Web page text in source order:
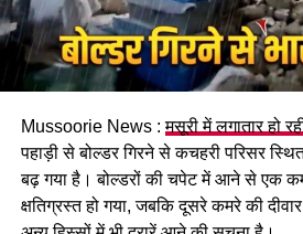
पढ़े धामी कैबिनेट के
GST संशोधित अध्यादेश को मंजूरी।
नैनीताल हाईकोर्ट के लिए हल्द्वानी
देने का फैसला।
Mussoorie News :मसूरी में लगातार हो
पहाड़ी से बोल्डर गिरने से कचहरी परिसर
बढ़ गया है। बोल्डरों की चपेट में आने से एक
क्षतिग्रस्त हो गया, जबकि दूसरे कमरे की